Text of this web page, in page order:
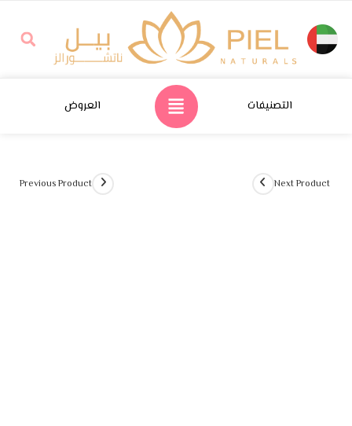
التصنيفات العروض
Previous Product Next Product